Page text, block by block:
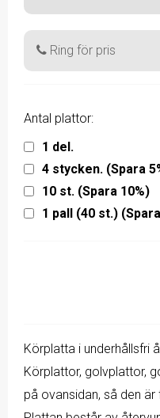
Ring för pris
Antal plattor:
1 del.
4 stycken. (Spara
10 st. (Spara 10%)
1 pall (40 st.)
Körplatta i underhållsfri
Körplattor, golvplattor,
på ovansidan, så den